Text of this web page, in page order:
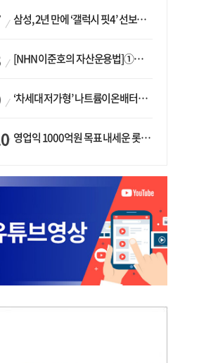
삼성, 2년 만에 ‘갤럭시 핏4’ 선보이나…웨어러블 생태계 확장 ‘시동’
[NHN 이준호의 자산운용법]①이니시오·JLC ‘부동산’-JLC파트너스 ‘투자’…“부동산 담보대출로 투자재원 확보”
‘차세대 저가형’ 나트륨이온배터리 시대 오나…LG화학·에코프로, 상용화 속도낸다
영업익 1000억원 목표 내세운 롯데마트…하반기 ‘오카도’ 시험대